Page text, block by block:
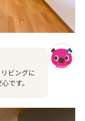
ビングに
です。